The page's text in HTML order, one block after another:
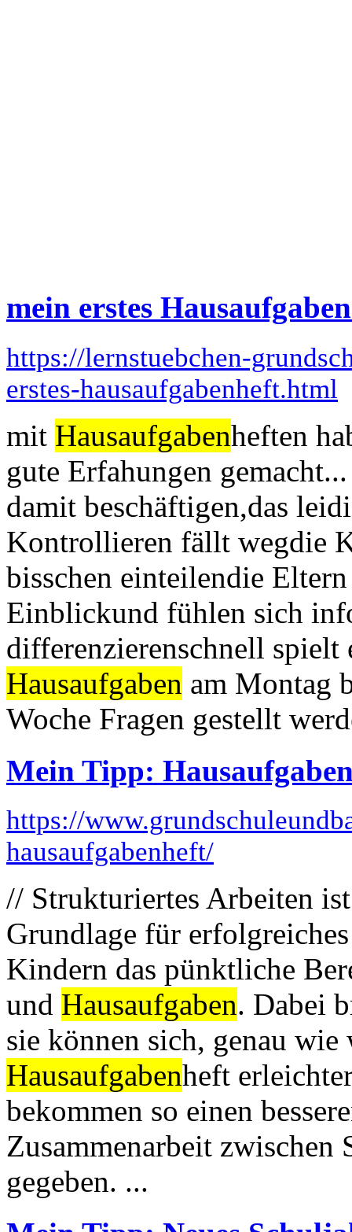
mein erstes
https://lernstuebchen-
erstes-hausaufgabenheft.html
mit Hausaufgabenheften
gute Erfahungen
damit beschäftigen,das
Kontrollieren fällt wegdie
bisschen einteilendie
Einblickund fühlen sich
differenzierenschnell spielt
Hausaufgaben am Montag
Woche Fragen gestellt
Mein Tipp:
https://
hausaufgabenheft/
// Strukturiertes Arbeiten
Grundlage für
Kindern das pünktliche
und Hausaufgaben. Dabei
sie können sich, genau
Hausaufgabenheft
bekommen so einen
Zusammenarbeit zwischen
gegeben. ...